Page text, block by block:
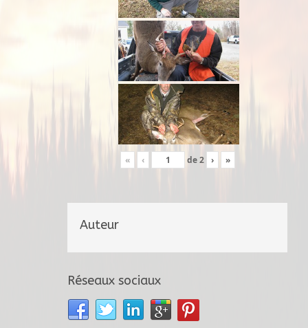
« ‹ de2 › »
Auteur
Réseaux sociaux